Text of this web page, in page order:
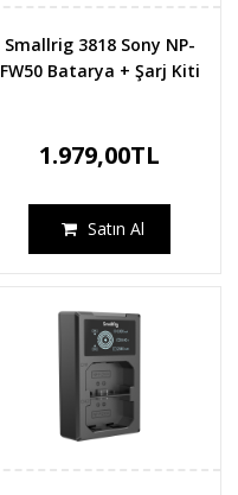
Smallrig 3818 Sony NP-
FW50 Batarya + Şarj Kiti
1.979,00TL
Satın Al